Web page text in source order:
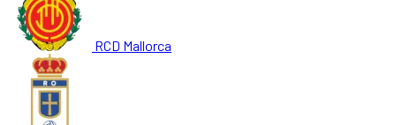
RCD Mallorca